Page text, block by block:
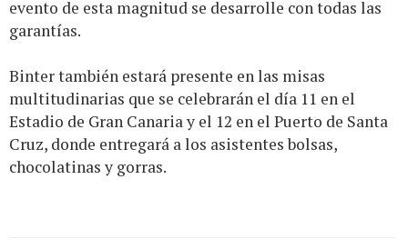
evento de esta magnitud se desarrolle con todas las
garantías.
Binter también estará presente en las misas
multitudinarias que se celebrarán el día 11 en el
Estadio de Gran Canaria y el 12 en el Puerto de Santa
Cruz, donde entregará a los asistentes bolsas,
chocolatinas y gorras.